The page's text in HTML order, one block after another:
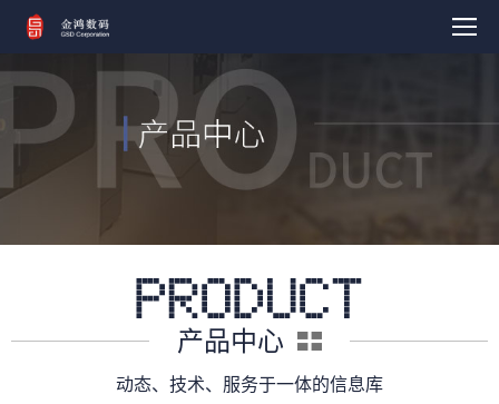
产品中心
动态、技术、服务于一体的信息库